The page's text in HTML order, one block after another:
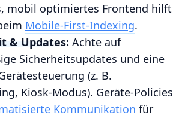
mobil optimiertes Frontend hilft
Mobile-First-Indexing.
& Updates: Achte auf
Sicherheitsupdates und eine
(z. B.
Kiosk‑Modus). Geräte‑Policies
Kommunikation für